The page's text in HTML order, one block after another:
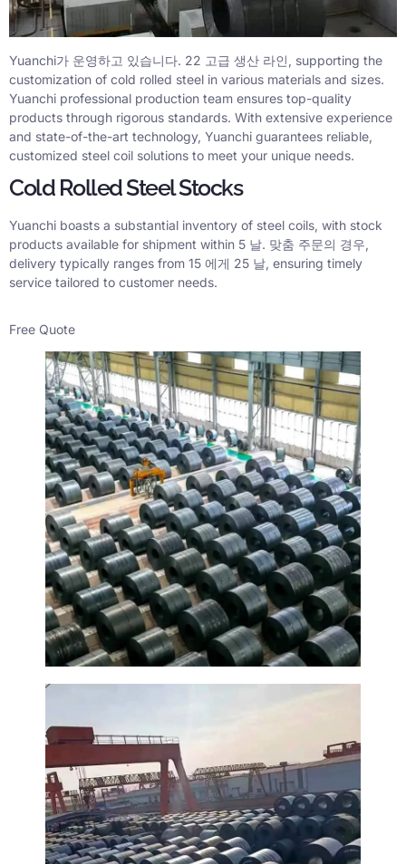
Yuanchi가 운영하고 있습니다. 22 고급 생산 라인, supporting the
customization of cold rolled steel in various materials and sizes.
Yuanchi professional production team ensures top-quality
products through rigorous standards. With extensive experience
and state-of-the-art technology, Yuanchi guarantees reliable,
customized steel coil solutions to meet your unique needs.
Cold Rolled Steel Stocks
Yuanchi boasts a substantial inventory of steel coils, with stock
products available for shipment within 5 날. 맞춤 주문의 경우,
delivery typically ranges from 15 에게 25 날, ensuring timely
service tailored to customer needs.
Free Quote